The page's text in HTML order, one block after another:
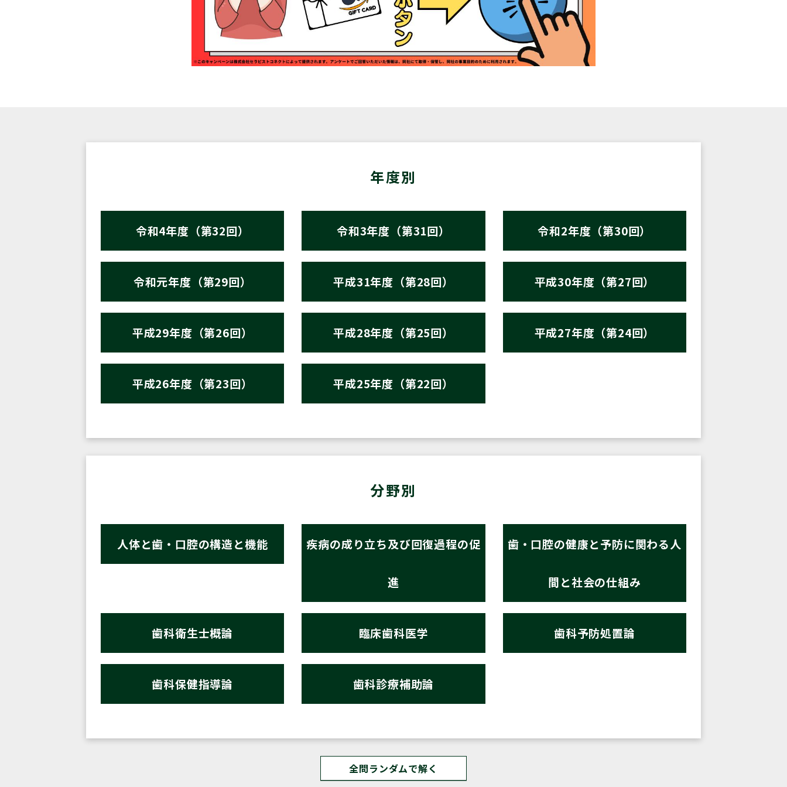
年度別
令和4年度（第32回） 令和3年度（第31回） 令和2年度（第30回）
令和元年度（第29回） 平成31年度（第28回） 平成30年度（第27回）
平成29年度（第26回） 平成28年度（第25回） 平成27年度（第24回）
平成26年度（第23回） 平成25年度（第22回）
分野別
人体と歯・口腔の構造と機能 疾病の成り立ち及び回復過程の促
進
歯・口腔の健康と予防に関わる人
間と社会の仕組み
歯科衛生士概論 臨床歯科医学 歯科予防処置論
歯科保健指導論 歯科診療補助論
全問ランダムで解く